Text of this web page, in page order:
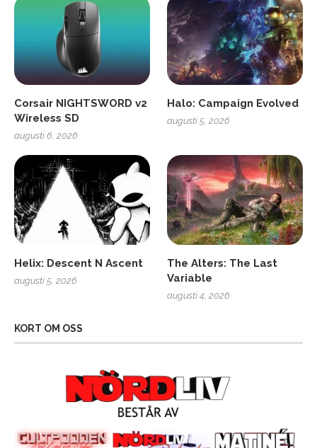
Corsair NIGHTSWORD v2
Wireless SD
augusti 6, 2026
Halo: Campaign Evolved
augusti 5, 2026
Helix: Descent N Ascent
augusti 5, 2026
The Alters: The Last
Variable
augusti 4, 2026
KORT OM OSS